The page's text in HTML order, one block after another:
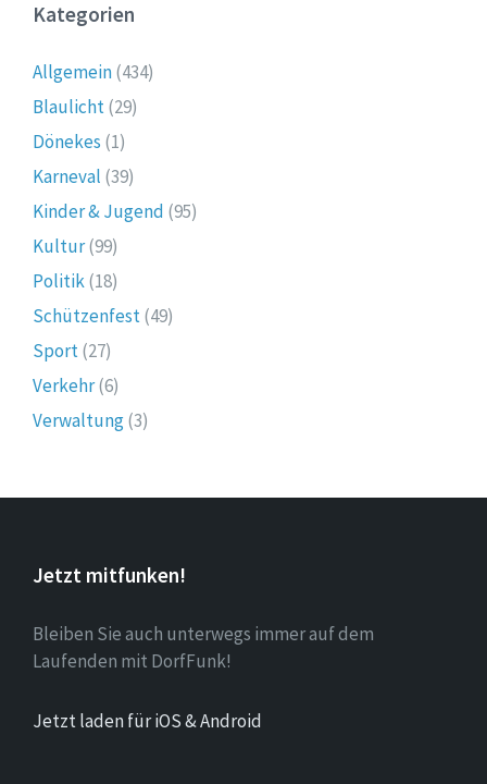
Kategorien
Allgemein(434)
Blaulicht(29)
Dönekes (1)
Karneval (39)
Kinder & Jugend (95)
Kultur(99)
Politik(18)
Schützenfest(49)
Sport(27)
Verkehr(6)
Verwaltung(3)
Jetzt mitfunken!
Bleiben Sie auch unterwegs immer auf dem
Laufenden mit DorfFunk!
Jetzt laden für iOS & Android